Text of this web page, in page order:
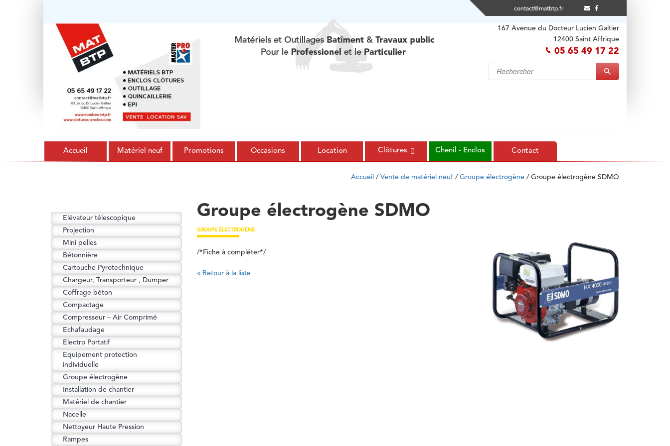
contact@matbtp.fr
167 Avenue du Docteur Lucien Galtier
12400 Saint Affrique
05 65 49 17 22
Accueil Matériel neuf Promotions Occasions Location Clôtures Chenil - Enclos Contact
Accueil / Vente de matériel neuf / Groupe électrogène / Groupe électrogène SDMO
Elévateur télescopique
Projection
Mini pelles
Bétonnière
Cartouche Pyrotechnique
Chargeur, Transporteur , Dumper
Coffrage béton
Compactage
Compresseur – Air Comprimé
Echafaudage
Electro Portatif
Equipement protection
individuelle
Groupe électrogène
Installation de chantier
Matériel de chantier
Nacelle
Nettoyeur Haute Pression
Rampes
Groupe électrogène SDMO
GROUPE ÉLECTROGÈNE
/*Fiche à compléter*/
« Retour à la liste